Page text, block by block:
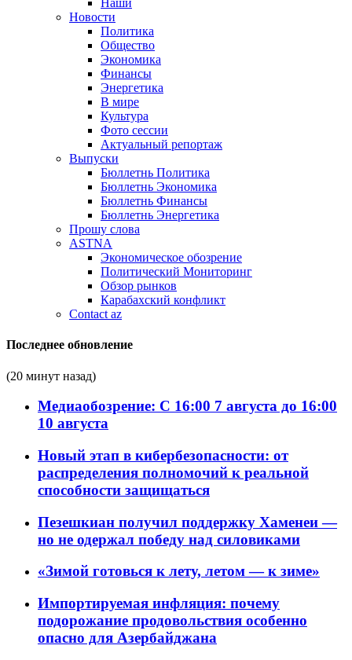
Наши
Новости
Политика
Общество
Экономика
Финансы
Энергетика
В мире
Культура
Фото сессии
Актуальный репортаж
Выпуски
Бюллетнь Политика
Бюллетнь Экономика
Бюллетнь Финансы
Бюллетнь Энергетика
Прошу слова
ASTNA
Экономическое обозрение
Политический Мониторинг
Обзор рынков
Карабахский конфликт
Contact az
Последнее обновление
(20 минут назад)
Медиаобозрение: С 16:00 7 августа до 16:00
10 августа
Новый этап в кибербезопасности: от
распределения полномочий к реальной
способности защищаться
Пезешкиан получил поддержку Хаменеи —
но не одержал победу над силовиками
«Зимой готовься к лету, летом — к зиме»
Импортируемая инфляция: почему
подорожание продовольствия особенно
опасно для Азербайджана